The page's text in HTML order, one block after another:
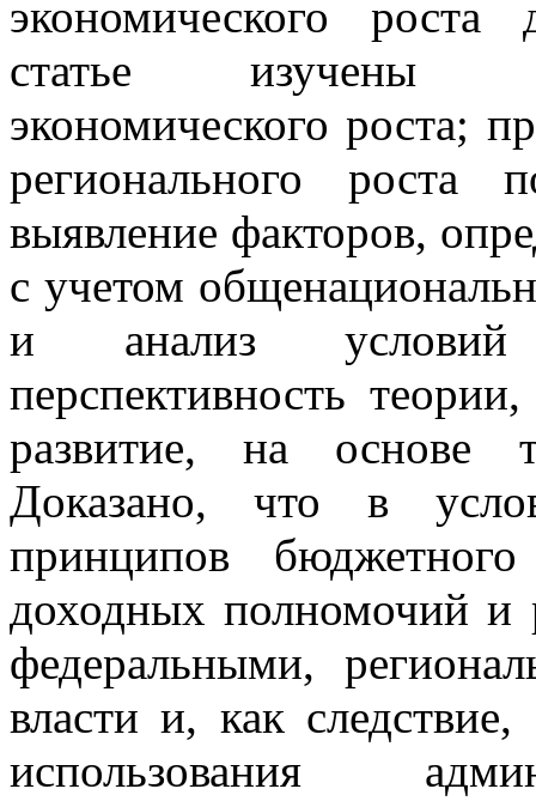
экономического
статье изучены
экономического роста;
регионального роста
выявление факторов,
с учетом
и анализ условий
перспективность
развитие, на основе
Доказано, что в
принципов бюджетного
доходных полномочий и
федеральными,
власти и, как
использования